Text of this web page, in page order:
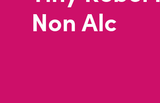
Non Alc